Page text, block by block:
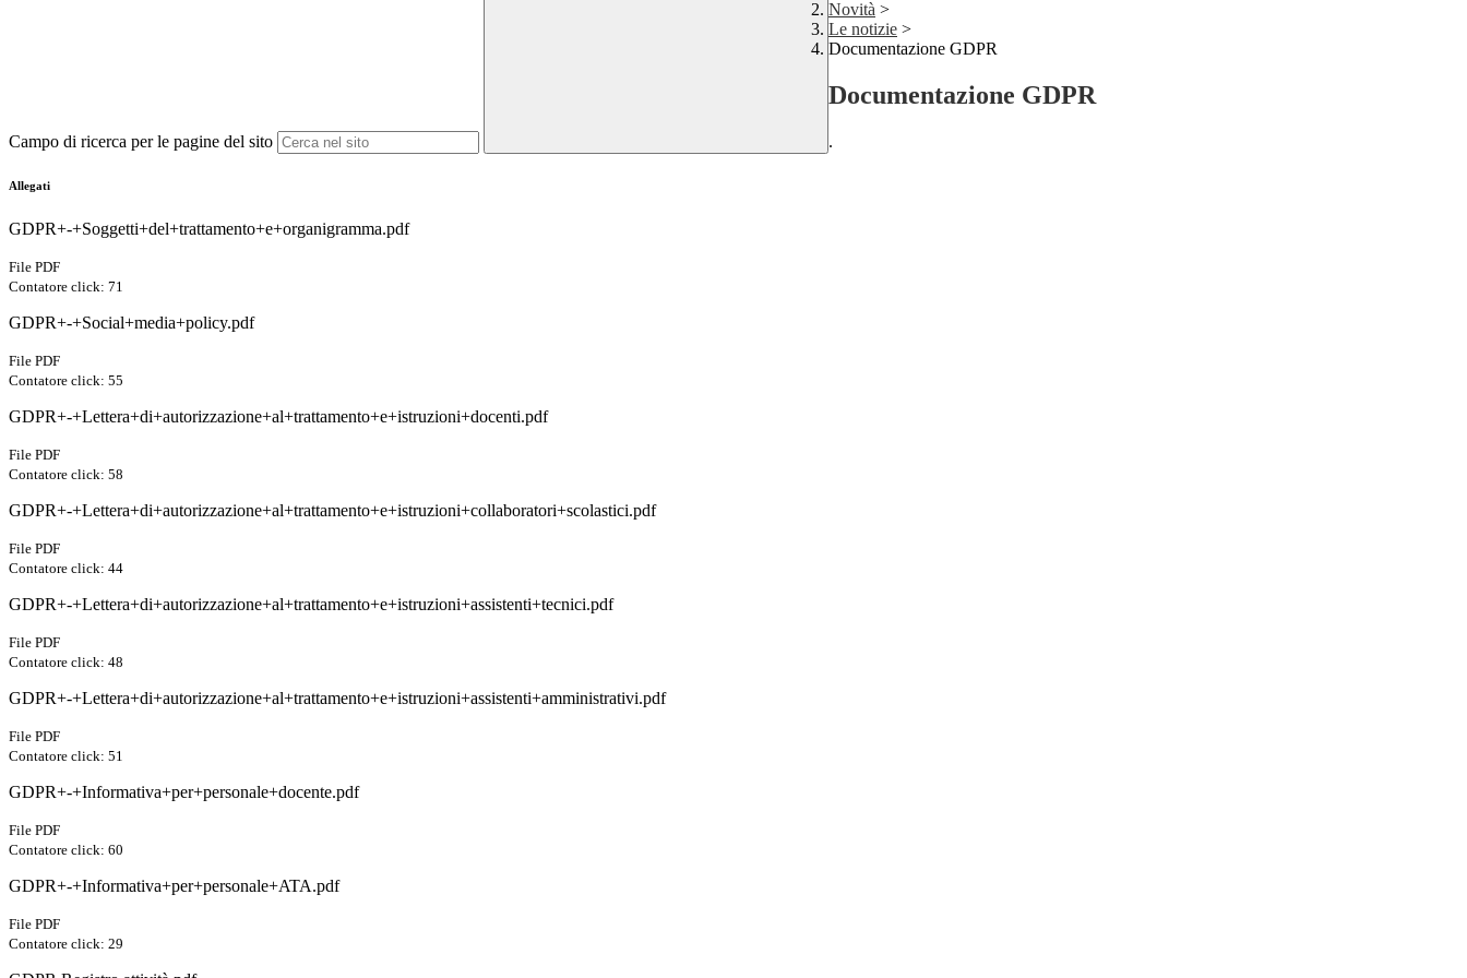
Campo di ricerca per le pagine del sito
Novità >
Le notizie >
Documentazione GDPR
Documentazione GDPR
.
Allegati
GDPR+-+Soggetti+del+trattamento+e+organigramma.pdf
File PDF
Contatore click: 71
GDPR+-+Social+media+policy.pdf
File PDF
Contatore click: 55
GDPR+-+Lettera+di+autorizzazione+al+trattamento+e+istruzioni+docenti.pdf
File PDF
Contatore click: 58
GDPR+-+Lettera+di+autorizzazione+al+trattamento+e+istruzioni+collaboratori+scolastici.pdf
File PDF
Contatore click: 44
GDPR+-+Lettera+di+autorizzazione+al+trattamento+e+istruzioni+assistenti+tecnici.pdf
File PDF
Contatore click: 48
GDPR+-+Lettera+di+autorizzazione+al+trattamento+e+istruzioni+assistenti+amministrativi.pdf
File PDF
Contatore click: 51
GDPR+-+Informativa+per+personale+docente.pdf
File PDF
Contatore click: 60
GDPR+-+Informativa+per+personale+ATA.pdf
File PDF
Contatore click: 29